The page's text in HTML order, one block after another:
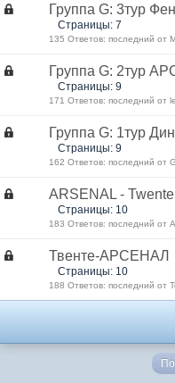
Группа G: 3тур
Страницы: 7
135 Ответов: последний от
Группа G: 2тур
Страницы: 9
171 Ответов: последний от
Группа G: 1тур
Страницы: 9
162 Ответов: последний от
ARSENAL - Twente
Страницы: 10
183 Ответов: последний от
Твенте-АРСЕНАЛ
Страницы: 10
188 Ответов: последний от